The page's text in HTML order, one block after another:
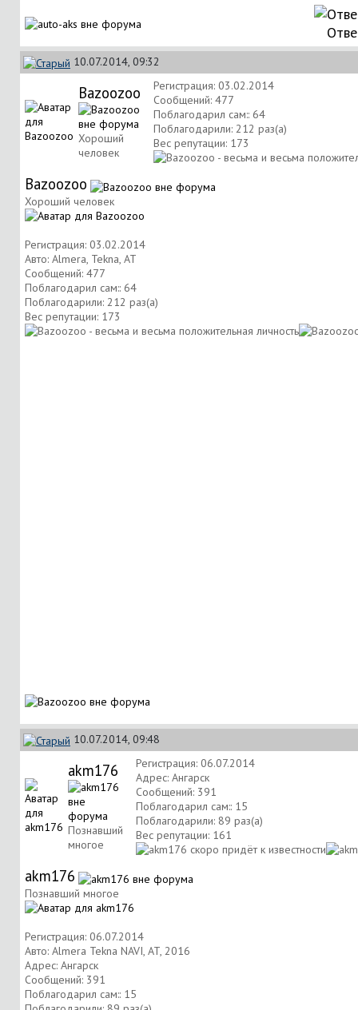
10.07.2014, 09:32
Bazoozoo
Хороший
человек
Регистрация: 03.02.2014
Сообщений: 477
Поблагодарил сам:: 64
Поблагодарили: 212 раз(а)
Вес репутации: 173
Bazoozoo
Хороший человек
Регистрация: 03.02.2014
Авто: Almera, Tekna, AT
Сообщений: 477
Поблагодарил сам:: 64
Поблагодарили: 212 раз(а)
Вес репутации: 173
10.07.2014, 09:48
akm176
Познавший
многое
Регистрация: 06.07.2014
Адрес: Ангарск
Сообщений: 391
Поблагодарил сам:: 15
Поблагодарили: 89 раз(а)
Вес репутации: 161
akm176
Познавший многое
Регистрация: 06.07.2014
Авто: Almera Tekna NAVI, AT, 2016
Адрес: Ангарск
Сообщений: 391
Поблагодарил сам:: 15